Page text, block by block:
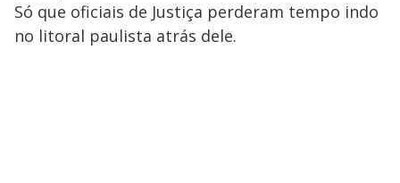
Só que oficiais de Justiça perderam tempo indo
no litoral paulista atrás dele.